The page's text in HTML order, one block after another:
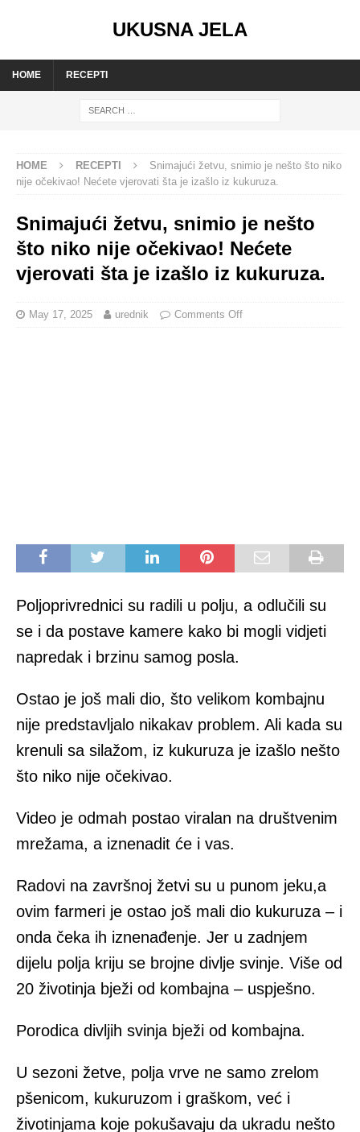
UKUSNA JELA
HOME RECEPTI
HOME RECEPTI
Snimajući žetvu, snimio je nešto što niko
nije očekivao! Nećete vjerovati šta je izašlo iz kukuruza.
Snimajući žetvu, snimio je nešto
što niko nije očekivao! Nećete
vjerovati šta je izašlo iz kukuruza.
May 17, 2025 urednik Comments Off
Poljoprivrednici su radili u polju, a odlučili su
se i da postave kamere kako bi mogli vidjeti
napredak i brzinu samog posla.
Ostao je još mali dio, što velikom kombajnu
nije predstavljalo nikakav problem. Ali kada su
krenuli sa silažom, iz kukuruza je izašlo nešto
što niko nije očekivao.
Video je odmah postao viralan na društvenim
mrežama, a iznenadit će i vas.
Radovi na završnoj žetvi su u punom jeku,a
ovim farmeri je ostao još mali dio kukuruza – i
onda čeka ih iznenađenje. Jer u zadnjem
dijelu polja kriju se brojne divlje svinje. Više od
20 životinja bježi od kombajna – uspješno.
Porodica divljih svinja bježi od kombajna.
U sezoni žetve, polja vrve ne samo zrelom
pšenicom, kukuruzom i graškom, već i
životinjama koje pokušavaju da ukradu nešto